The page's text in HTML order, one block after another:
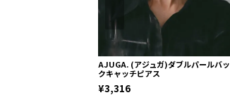
AJUGA. (アジュガ)ダブルパールバッ
クキャッチピアス
¥3,316